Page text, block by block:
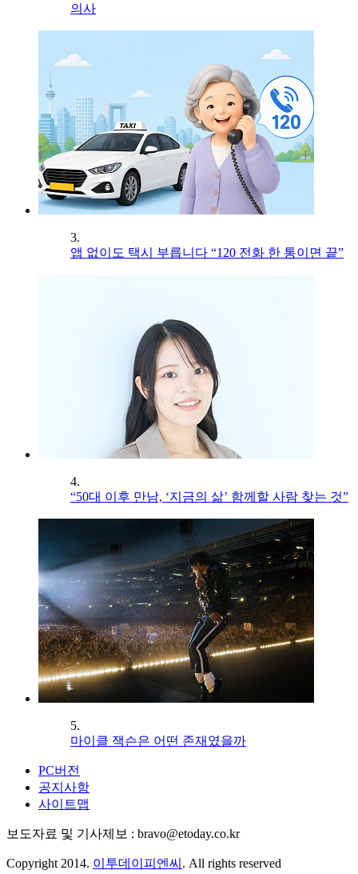
의사
3.
앱 없이도 택시 부릅니다 “120 전화 한 통이면 끝”
4.
“50대 이후 만남, ‘지금의 삶’ 함께할 사람 찾는 것”
5.
마이클 잭슨은 어떤 존재였을까
PC버전
공지사항
사이트맵
보도자료 및 기사제보 : bravo@etoday.co.kr
Copyright 2014. 이투데이피엔씨 . All rights reserved